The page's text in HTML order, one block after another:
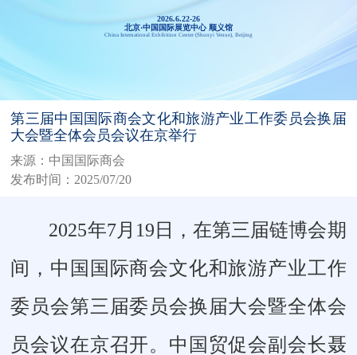
2026.6.22-26
北京·中国国际展览中心 顺义馆
China International Exhibition Center (Shunyi Venue), Beijing
第三届中国国际商会文化和旅游产业工作委员会换届
大会暨全体会员会议在京举行
来源：中国国际商会
发布时间：2025/07/20
2025年7月19日，在第三届链博会期
间，中国国际商会文化和旅游产业工作
委员会第三届委员会换届大会暨全体会
员会议在京召开。中国贸促会副会长聂